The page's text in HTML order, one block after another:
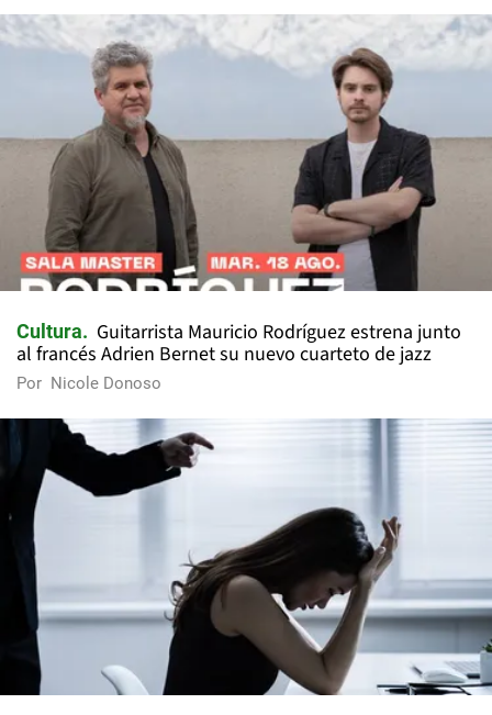
Cultura
Guitarrista Mauricio Rodríguez estrena junto
al francés Adrien Bernet su nuevo cuarteto de jazz
Por Nicole Donoso